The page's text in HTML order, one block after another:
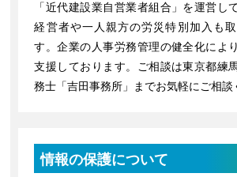
「近代建設業自営業者組合」を運営し
経営者や一人親方の労災特別加入も
す。企業の人事労務管理の健全化によ
支援しております。ご相談は東京都練
務士「吉田事務所」までお気軽にご相談
情報の保護について